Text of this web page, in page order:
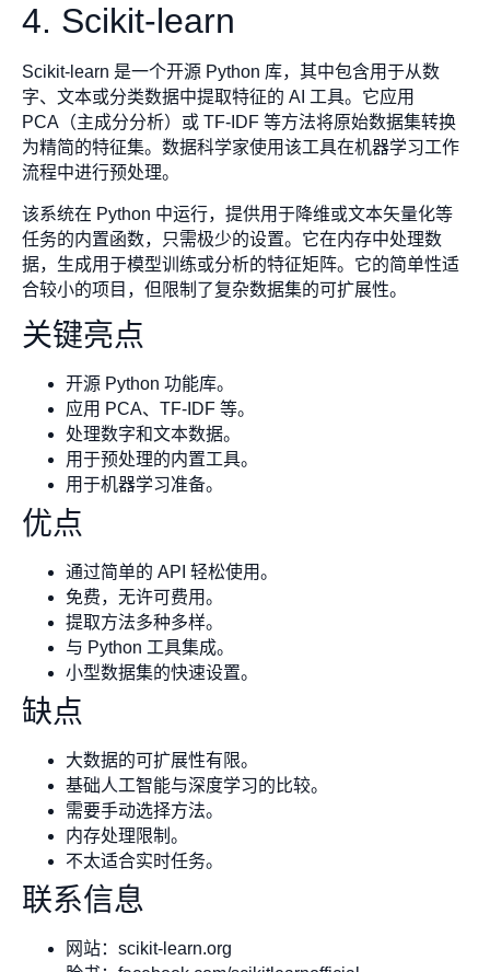
4. Scikit-learn
Scikit-learn 是一个开源 Python 库，其中包含用于从数
字、文本或分类数据中提取特征的 AI 工具。它应用
PCA（主成分分析）或 TF-IDF 等方法将原始数据集转换
为精简的特征集。数据科学家使用该工具在机器学习工作
流程中进行预处理。
该系统在 Python 中运行，提供用于降维或文本矢量化等
任务的内置函数，只需极少的设置。它在内存中处理数
据，生成用于模型训练或分析的特征矩阵。它的简单性适
合较小的项目，但限制了复杂数据集的可扩展性。
关键亮点
开源 Python 功能库。
应用 PCA、TF-IDF 等。
处理数字和文本数据。
用于预处理的内置工具。
用于机器学习准备。
优点
通过简单的 API 轻松使用。
免费，无许可费用。
提取方法多种多样。
与 Python 工具集成。
小型数据集的快速设置。
缺点
大数据的可扩展性有限。
基础人工智能与深度学习的比较。
需要手动选择方法。
内存处理限制。
不太适合实时任务。
联系信息
网站：scikit-learn.org